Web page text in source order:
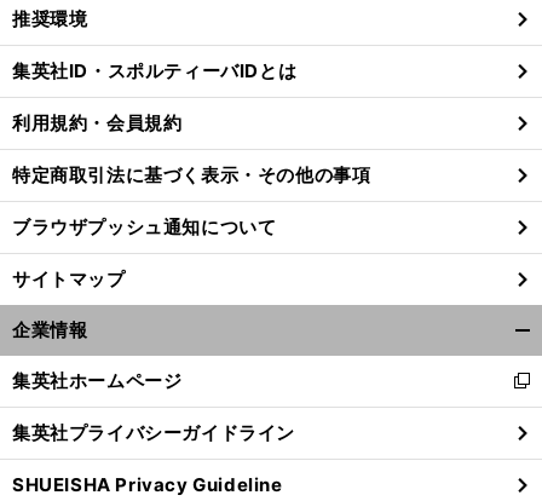
』
な
.
閉
る
推奨環境
集英社ID・スポルティーバIDとは
利用規約・会員規約
特定商取引法に基づく表示・その他の事項
ブラウザプッシュ通知について
サイトマップ
企業情報
閉
る
集英社ホームページ
新
し
い
ウ
ィ
集英社プライバシーガイドライン
SHUEISHA Privacy Guideline